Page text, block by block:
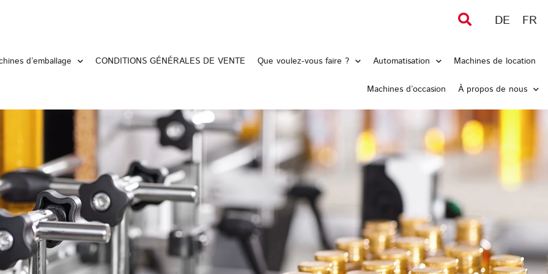
DE FR
d’emballage CONDITIONS GÉNÉRALES DE VENTE Que voulez-vous faire ? Automatisation Machines de location
Machines d’occasion À propos de nous